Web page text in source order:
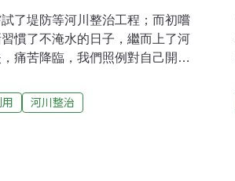
了堤防等河川整治工程；而初嚐
慣了不淹水的日子，繼而上了河
痛苦降臨，我們照例對自己開立
「河川整治」烈酒（逃避洪氾平
生錯覺的「河川整治」毒品（以
河川整治」摧殘著自己的身體
河川整治